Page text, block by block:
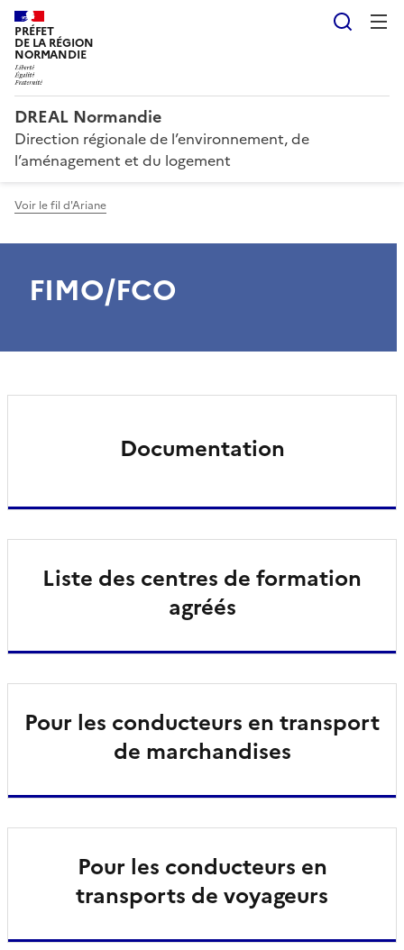
PRÉFET
DE LA RÉGION
NORMANDIE
DREAL Normandie
Direction régionale de l’environnement, de
l’aménagement et du logement
Voir le fil d'Ariane
FIMO/FCO
Documentation
Liste des centres de formation
agréés
Pour les conducteurs en transport
de marchandises
Pour les conducteurs en
transports de voyageurs